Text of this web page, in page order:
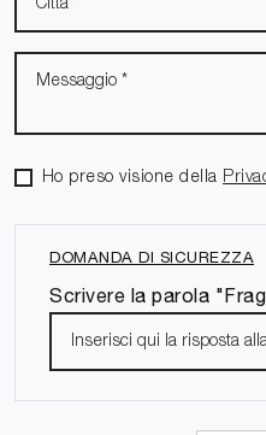
Ho preso visione della
DOMANDA DI SICUREZZA
Scrivere la parola